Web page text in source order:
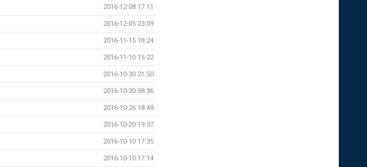
2016-12-08 17:11
2016-12-05 23:09
2016-11-15 18:24
2016-11-10 15:22
2016-10-30 21:50
2016-10-30 08:36
2016-10-26 18:49
2016-10-20 19:37
2016-10-10 17:35
2016-10-10 17:14